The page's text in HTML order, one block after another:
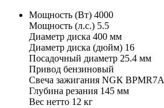
Мощность (Вт) 4000
Мощность (л.с.) 5.5
Диаметр диска 400 мм
Диаметр диска (дюйм) 16
Посадочный диаметр 25.4 мм
Привод бензиновый
Свеча зажигания NGК ВРМR7А
Глубина резания 145 мм
Вес нетто 12 кг